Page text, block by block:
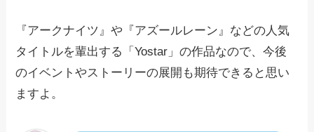
『アークナイツ』や『アズールレーン』などの人気
タイトルを輩出する「Yostar」の作品なので、今後
のイベントやストーリーの展開も期待できると思い
ますよ。